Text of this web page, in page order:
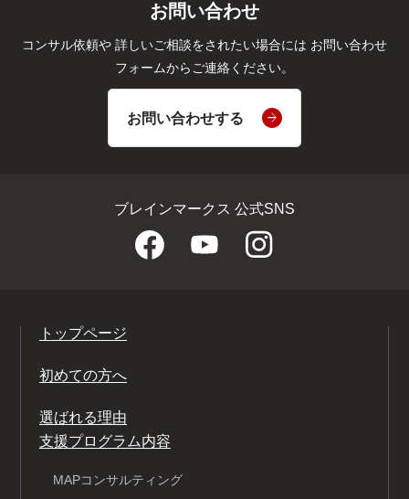
お問い合わせ
コンサル依頼や 詳しいご相談をされたい場合には お問い合わせ
フォームからご連絡ください。
お問い合わせする
ブレインマークス 公式SNS
トップページ
初めての方へ
選ばれる理由
支援プログラム内容
MAPコンサルティング